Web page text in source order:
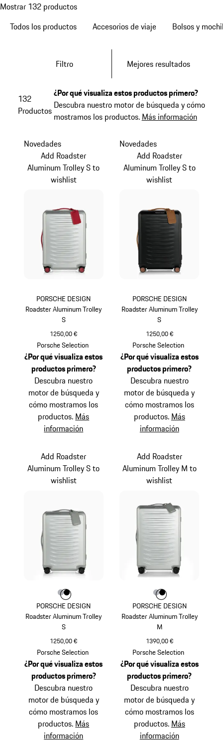
Mostrar 132 productos
Todos los productos
Accesorios de viaje Bolsos y
Filtro Mejores resultados
132
Productos
¿Por qué visualiza estos productos primero?
Descubra nuestro motor de búsqueda y cómo
mostramos los productos. Más información
PORSCHE DESIGN
Roadster Aluminum Trolley
S
1250,00 €
Plata
Novedades
Add Roadster
Aluminum Trolley S to
wishlist
Porsche Selection
¿Por qué visualiza estos
productos primero?
Descubra nuestro
motor de búsqueda y
cómo mostramos los
productos. Más
información
PORSCHE DESIGN
Roadster Aluminum Trolley
S
1250,00 €
Negro
Novedades
Add Roadster
Aluminum Trolley S to
wishlist
Porsche Selection
¿Por qué visualiza estos
productos primero?
Descubra nuestro
motor de búsqueda y
cómo mostramos los
productos. Más
información
PORSCHE DESIGN
Roadster Aluminum Trolley
S
1250,00 €
Plata
Add Roadster
Aluminum Trolley S to
wishlist
Color
ColorColor
Porsche Selection
¿Por qué visualiza estos
productos primero?
Descubra nuestro
motor de búsqueda y
cómo mostramos los
productos. Más
información
PORSCHE DESIGN
Roadster Aluminum Trolley
M
1390,00 €
Plata
Add Roadster
Aluminum Trolley M to
wishlist
Color
ColorColor
Porsche Selection
¿Por qué visualiza estos
productos primero?
Descubra nuestro
motor de búsqueda y
cómo mostramos los
productos. Más
información